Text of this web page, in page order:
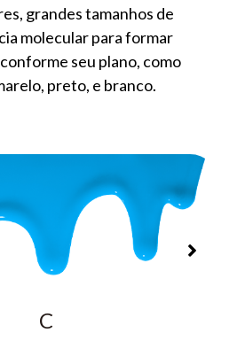
grandes tamanhos de
molecular para formar
seu plano, como
preto, e branco.
C